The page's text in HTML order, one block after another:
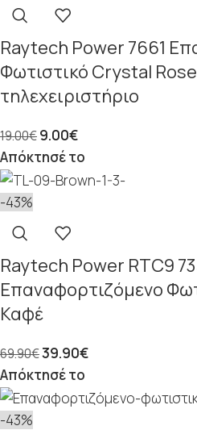
Raytech Power 7661
Φωτιστικό Crystal
τηλεχειριστήριο
19.00€9.00€
Απόκτησέ το
-43%
Raytech Power RTC9
Επαναφορτιζόμενο
Καφέ
69.90€39.90€
Απόκτησέ το
-43%